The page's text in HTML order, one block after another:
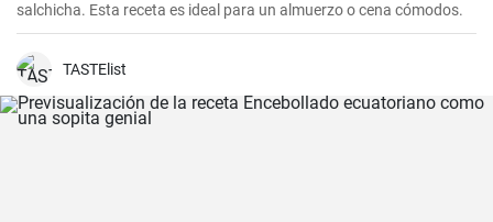
salchicha. Esta receta es ideal para un almuerzo o cena cómodos.
TASTElist